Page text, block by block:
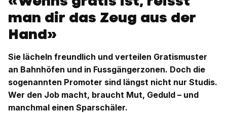
man dir das Zeug aus der
Hand»
Sie lächeln freundlich und verteilen Gratismuster
an Bahnhöfen und in Fussgängerzonen. Doch die
sogenannten Promoter sind längst nicht nur Studis.
Wer den Job macht, braucht Mut, Geduld – und
manchmal einen Sparschäler.